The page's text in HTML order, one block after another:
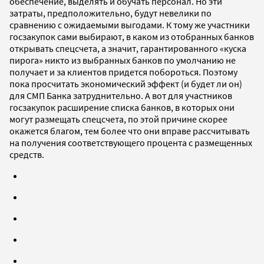
затраты, предположительно, будут невелики по
сравнению с ожидаемыми выгодами. К тому же участники
госзакупок сами выбирают, в каком из отобранных банков
открывать спецсчета, а значит, гарантированного «куска
пирога» никто из выбранных банков по умолчанию не
получает и за клиентов придется побороться. Поэтому
пока просчитать экономический эффект (и будет ли он)
для СМП Банка затруднительно. А вот для участников
госзакупок расширение списка банков, в которых они
могут размещать спецсчета, по этой причине скорее
окажется благом, тем более что они вправе рассчитывать
на получения соответствующего процента с размещенных
средств.